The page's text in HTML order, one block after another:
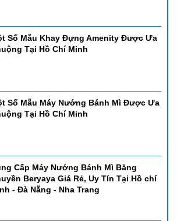
Số Mẫu Khay Đựng Amenity Được Ưa
Tại Hồ Chí Minh
Số Mẫu Máy Nướng Bánh Mì Được Ưa
Tại Hồ Chí Minh
Cấp Máy Nướng Bánh Mì Băng
Beryaya Giá Rẻ, Uy Tín Tại Hồ chí
- Đà Nẵng - Nha Trang